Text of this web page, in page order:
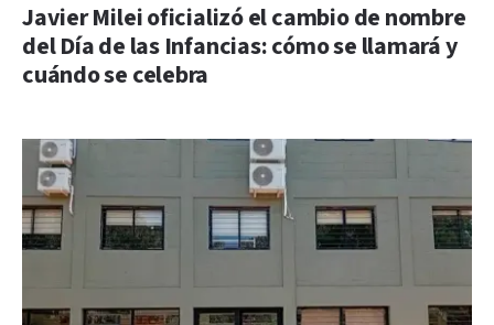
Javier Milei oficializó el cambio de nombre
del Día de las Infancias: cómo se llamará y
cuándo se celebra